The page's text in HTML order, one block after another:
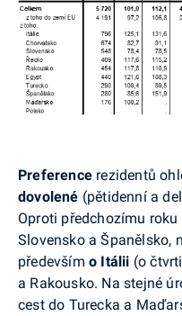
Preference rezidentů
dovolené (pětidenní a
Oproti předchozímu
Slovensko a Španělsko,
především o Itálii (o
a Rakousko. Na stejné
cest do Turecka a